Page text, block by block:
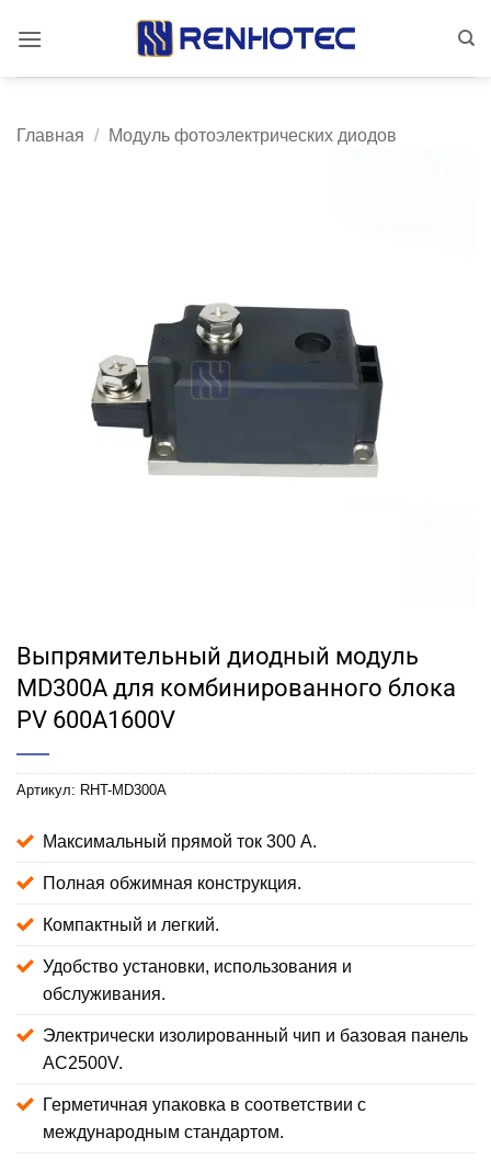
Главная / Модуль фотоэлектрических диодов
Выпрямительный диодный модуль
MD300A для комбинированного блока
PV 600A1600V
Артикул: RHT-MD300A
Максимальный прямой ток 300 А.
Полная обжимная конструкция.
Компактный и легкий.
Удобство установки, использования и
обслуживания.
Электрически изолированный чип и базовая панель
AC2500V.
Герметичная упаковка в соответствии с
международным стандартом.